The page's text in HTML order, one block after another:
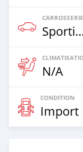
CARROSSERIE
N/A
CONDITION
Import